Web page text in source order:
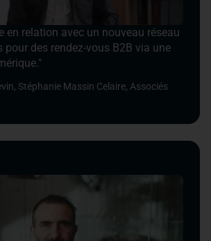
en relation avec un nouveau réseau
pour des rendez-vous B2B via une
Stéphanie Massin Celaire, Associés